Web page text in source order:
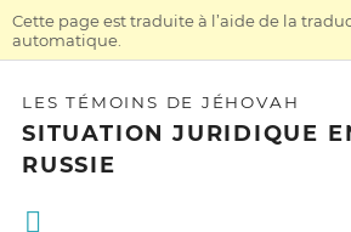
Cette page est traduite à l’aide de la
automatique.
LES TÉMOINS DE JÉHOVAH
SITUATION JURIDIQUE
RUSSIE